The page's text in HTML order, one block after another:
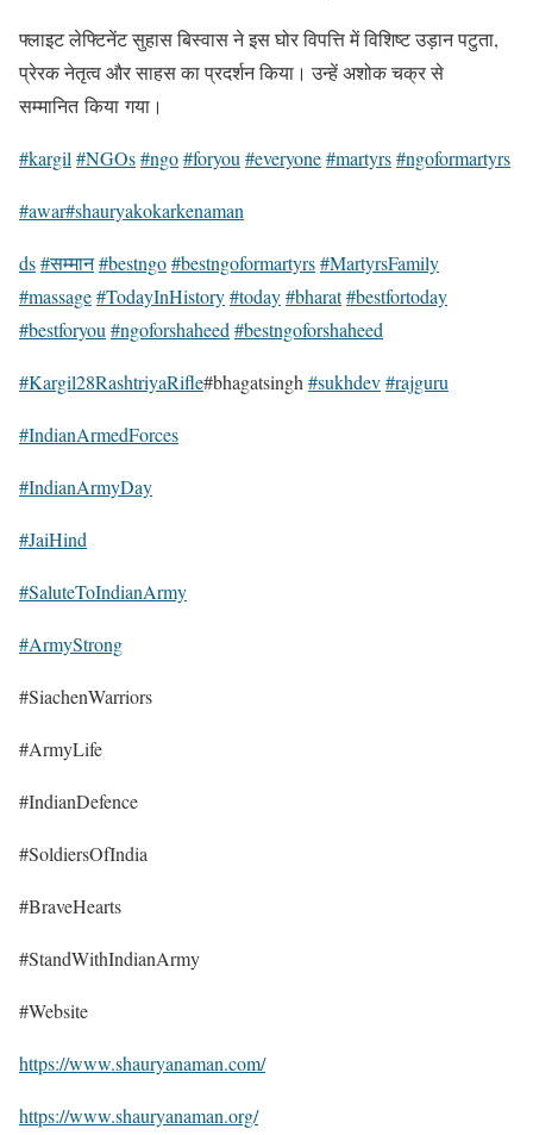
फ्लाइट लेफ्टिनेंट सुहास बिस्वास ने इस घोर विपत्ति में विशिष्ट उड़ान पटुता,
प्रेरक नेतृत्व और साहस का प्रदर्शन किया। उन्हें अशोक चक्र से
सम्मानित किया गया।
#kargil #NGOs#ngo#foryou #everyone#martyrs#ngoformartyrs
#awar#shauryakokarkenaman
ds#सम्मान#bestngo#bestngoformartyrs#MartyrsFamily
#massage#TodayInHistory#today#bharat#bestfortoday
#bestforyou #ngoforshaheed #bestngoforshaheed
#Kargil28RashtriyaRifle#bhagatsingh #sukhdev#rajguru
#IndianArmedForces
#IndianArmyDay
#JaiHind
#SaluteToIndianArmy
#ArmyStrong
#SiachenWarriors
#ArmyLife
#IndianDefence
#SoldiersOfIndia
#BraveHearts
#StandWithIndianArmy
#Website
https://www.shauryanaman.com/
https://www.shauryanaman.org/